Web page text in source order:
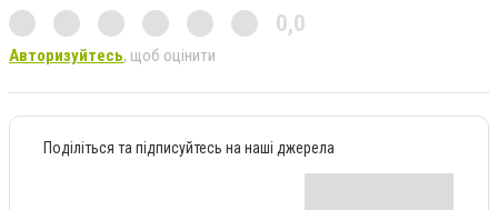
0,0
Авторизуйтесь, щоб оцінити
Поділіться та підписуйтесь на наші джерела